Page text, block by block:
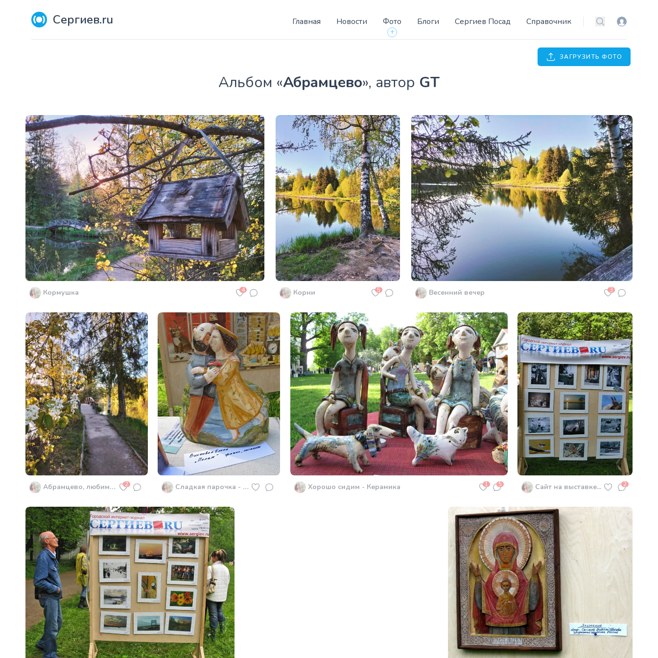
Сергиев.ru Главная Новости
Фото
+
Блоги Сергиев Посад Справочник Поиск Вход
ЗАГРУЗИТЬ ФОТО
Aльбом «Абрамцево», автор GT
Кормушка 4 Корни 5 Весенний вечер 3
Абрамцево, любимое место посетителей. 2 Сладкая парочка - Керамика Хорошо сидим - Керамика 1 5 Сайт на выставке... 2